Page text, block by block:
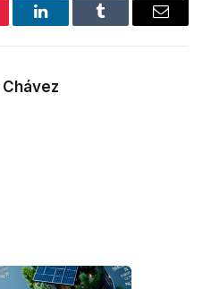
LinkedInTumblr Email